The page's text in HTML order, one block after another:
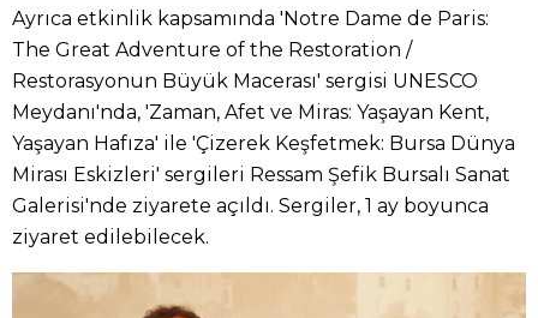
Ayrıca etkinlik kapsamında 'Notre Dame de Paris:
The Great Adventure of the Restoration /
Restorasyonun Büyük Macerası' sergisi UNESCO
Meydanı'nda, 'Zaman, Afet ve Miras: Yaşayan Kent,
Yaşayan Hafıza' ile 'Çizerek Keşfetmek: Bursa Dünya
Mirası Eskizleri' sergileri Ressam Şefik Bursalı Sanat
Galerisi'nde ziyarete açıldı. Sergiler, 1 ay boyunca
ziyaret edilebilecek.